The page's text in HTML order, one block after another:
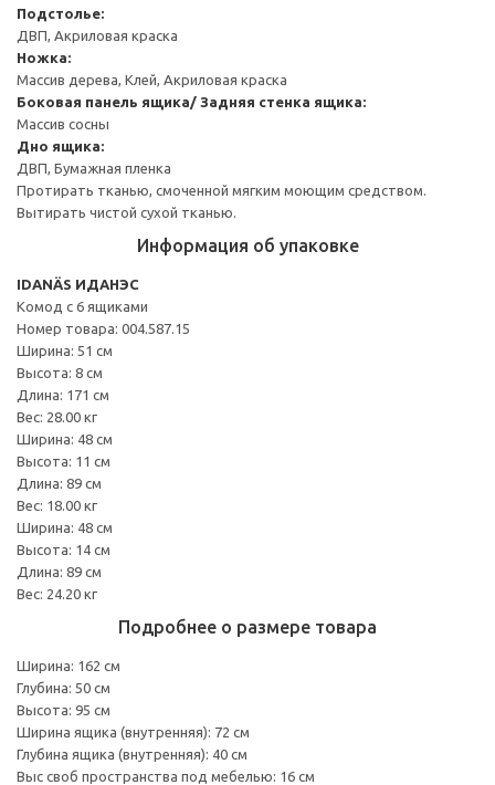
Подстолье:
ДВП, Акриловая краска
Ножка:
Массив дерева, Клей, Акриловая краска
Боковая панель ящика/ Задняя стенка ящика:
Массив сосны
Дно ящика:
ДВП, Бумажная пленка
Протирать тканью, смоченной мягким моющим средством.
Вытирать чистой сухой тканью.
Информация об упаковке
IDANÄS ИДАНЭС
Комод с 6 ящиками
Номер товара: 004.587.15
Ширина: 51 см
Высота: 8 см
Длина: 171 см
Вес: 28.00 кг
Ширина: 48 см
Высота: 11 см
Длина: 89 см
Вес: 18.00 кг
Ширина: 48 см
Высота: 14 см
Длина: 89 см
Вес: 24.20 кг
Подробнее о размере товара
Ширина: 162 см
Глубина: 50 см
Высота: 95 см
Ширина ящика (внутренняя): 72 см
Глубина ящика (внутренняя): 40 см
Выс своб пространства под мебелью: 16 см